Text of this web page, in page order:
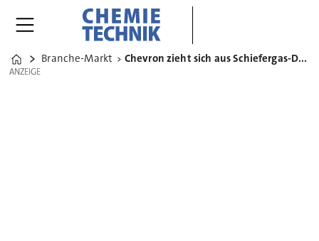
Home
Branche-Markt Chevron zieht sich aus Schiefergas-Deal mit der Ukraine zurück
ANZEIGE
ANZEIGE